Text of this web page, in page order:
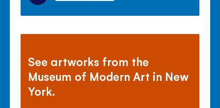
See artworks from the
Museum of Modern Art in New
York.